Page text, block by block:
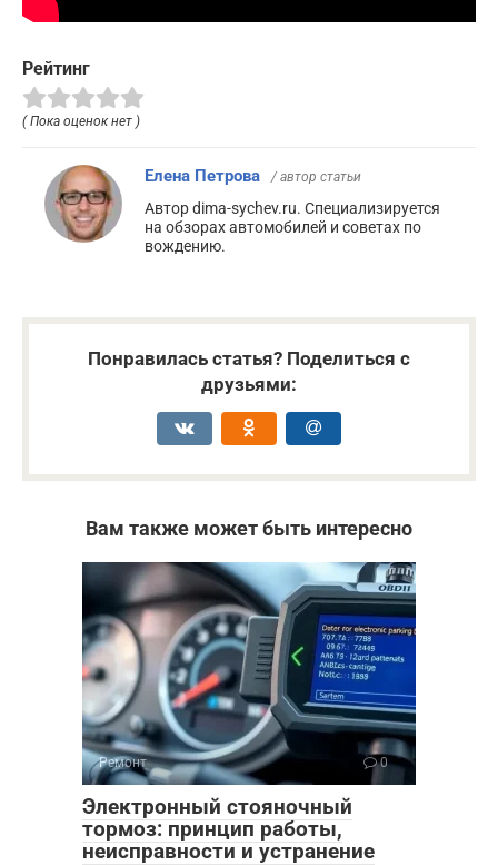
Рейтинг
( Пока оценок нет )
Елена Петрова / автор статьи
Автор dima-sychev.ru. Специализируется
на обзорах автомобилей и советах по
вождению.
Понравилась статья? Поделиться с
друзьями:
Вам также может быть интересно
Ремонт 0
Электронный стояночный
тормоз: принцип работы,
неисправности и устранение